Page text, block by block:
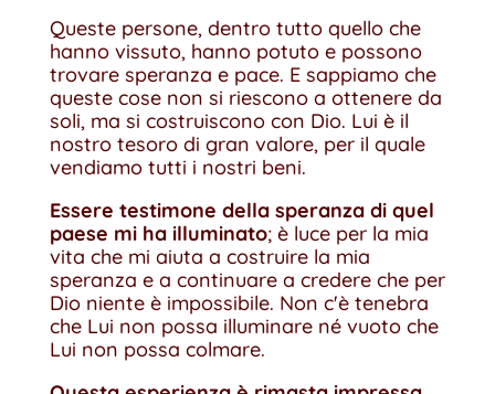
Queste persone, dentro tutto quello che
hanno vissuto, hanno potuto e possono
trovare speranza e pace. E sappiamo che
queste cose non si riescono a ottenere da
soli, ma si costruiscono con Dio. Lui è il
nostro tesoro di gran valore, per il quale
vendiamo tutti i nostri beni.
Essere testimone della speranza di quel
paese mi ha illuminato; è luce per la mia
vita che mi aiuta a costruire la mia
speranza e a continuare a credere che per
Dio niente è impossibile. Non c'è tenebra
che Lui non possa illuminare né vuoto che
Lui non possa colmare.